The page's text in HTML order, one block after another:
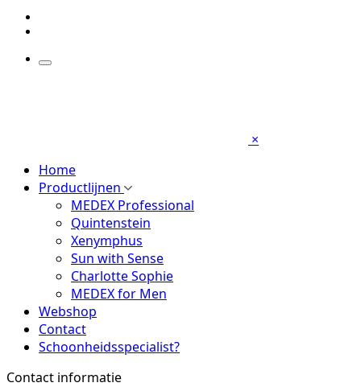
×
Home
Productlijnen
MEDEX Professional
Quintenstein
Xenymphus
Sun with Sense
Charlotte Sophie
MEDEX for Men
Webshop
Contact
Schoonheidsspecialist?
Contact informatie